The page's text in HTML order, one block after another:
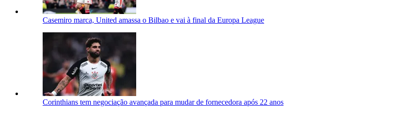
Casemiro marca, United amassa o Bilbao e vai à final da Europa League
Corinthians tem negociação avançada para mudar de fornecedora após 22 anos